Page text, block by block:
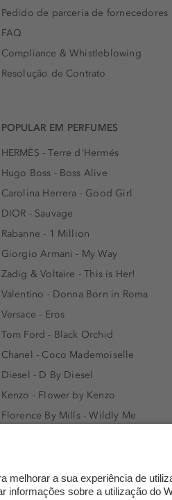
Pedido de parceria de fornecedores
FAQ
Compliance & Whistleblowing
Resolução de Contrato
POPULAR EM PERFUMES
HERMÈS - Terre d'Hermés
Hugo Boss - Boss Alive
Carolina Herrera - Good Girl
DIOR - Sauvage
Rabanne - 1 Million
Giorgio Armani - My Way
Zadig & Voltaire - This is Her!
Valentino - Donna Born in Roma
Versace - Eros
Tom Ford - Black Orchid
Chanel - Coco Mademoiselle
Diesel - D By Diesel
Kenzo - Flower by Kenzo
Florence By Mills - Wildly Me
Davidoff - Cool Water Men
KHLOÉ KARDASHIAN - Xo Khloè